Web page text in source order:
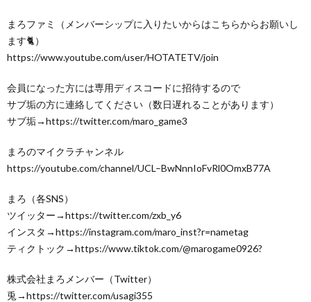
まろファミ（メンバーシップに入りたいからはこちらからお願いし
ます🐈）
https://www.youtube.com/user/HOTATETV/join
会員になった方には専用ディスコードに招待するので
サブ垢の方に連絡してください（数日遅れることがあります）
サブ垢→https://twitter.com/maro_game3
まろのマイクラチャンネル
https://youtube.com/channel/UCL–BwNnnIoFvRl0OmxB77A
まろ（各SNS）
ツイッター→https://twitter.com/zxb_y6
インスタ→https://instagram.com/maro_inst?r=nametag
ティクトック→https://www.tiktok.com/@marogame0926?
株式会社まろメンバー（Twitter）
兎→https://twitter.com/usagi355